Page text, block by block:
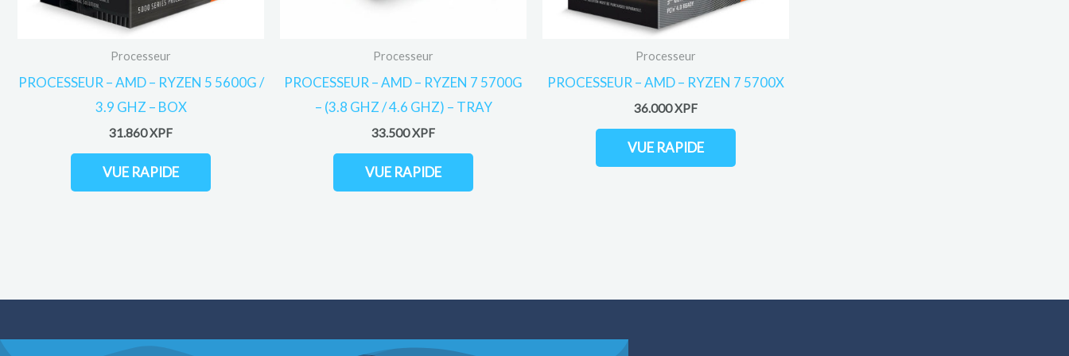
Processeur
PROCESSEUR – AMD – RYZEN 5 5600G /
3.9 GHZ – BOX
31.860XPF
VUE RAPIDE
Processeur
PROCESSEUR – AMD – RYZEN 7 5700G
– (3.8 GHZ / 4.6 GHZ) – TRAY
33.500XPF
VUE RAPIDE
Processeur
PROCESSEUR – AMD – RYZEN 7 5700X
36.000XPF
VUE RAPIDE